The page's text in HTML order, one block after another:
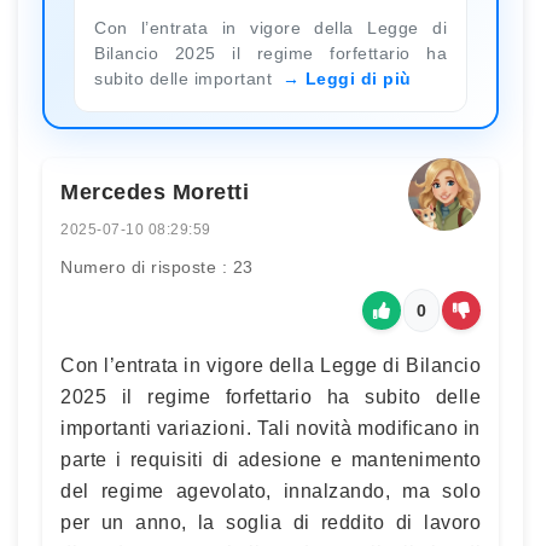
Con l’entrata in vigore della Legge di
Bilancio 2025 il regime forfettario ha
subito delle important
Leggi di più
Mercedes Moretti
2025-07-10 08:29:59
Numero di risposte : 23
0
Con l’entrata in vigore della Legge di Bilancio
2025 il regime forfettario ha subito delle
importanti variazioni. Tali novità modificano in
parte i requisiti di adesione e mantenimento
del regime agevolato, innalzando, ma solo
per un anno, la soglia di reddito di lavoro